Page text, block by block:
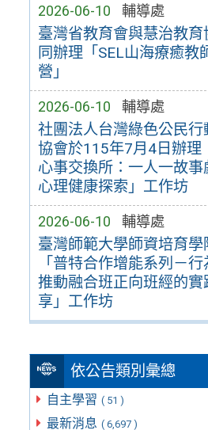
2026-06-10 輔導處
臺灣省教育會與慧治教育
同辦理「SEL山海療癒教
營」
2026-06-10 輔導處
社團法人台灣綠色公民行
協會於115年7月4日辦理
心事交換所：一人一故事
心理健康探索」工作坊
2026-06-10 輔導處
臺灣師範大學師資培育學
「普特合作增能系列－
推動融合班正向班經的實
享」工作坊
依公告類別彙總
自主學習 ( 51 )
最新消息 ( 6,697 )